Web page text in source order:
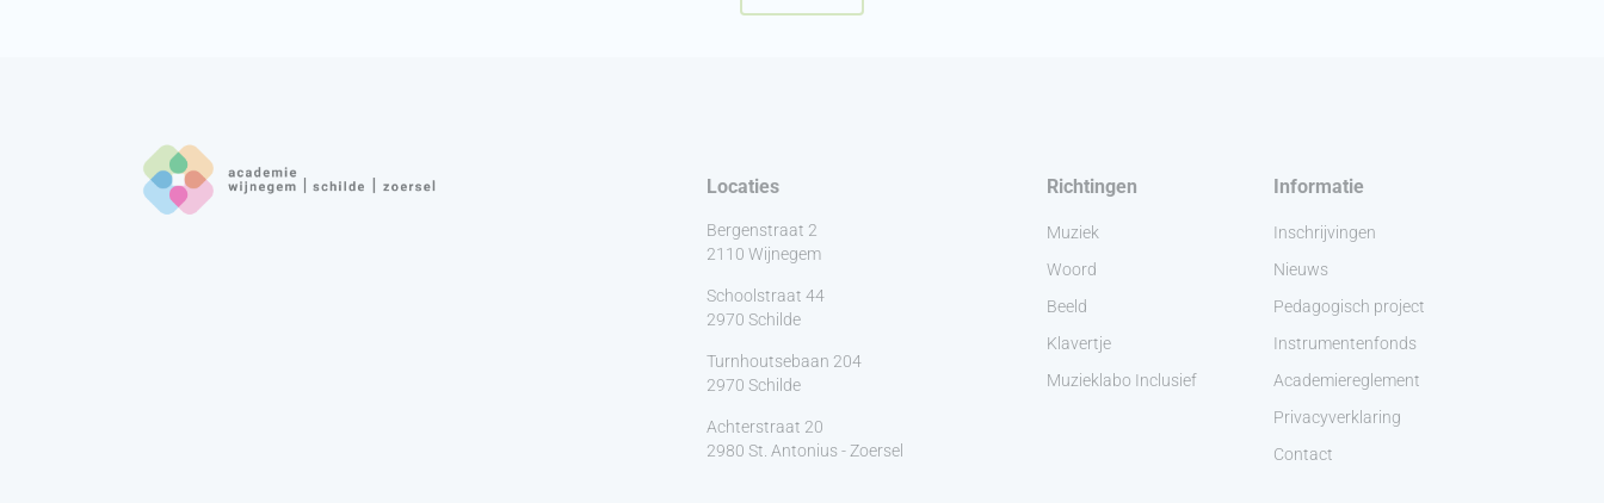
Locaties
Bergenstraat 2
2110 Wijnegem
Schoolstraat 44
2970 Schilde
Turnhoutsebaan 204
2970 Schilde
Achterstraat 20
2980 St. Antonius - Zoersel
Richtingen
Muziek
Woord
Beeld
Klavertje
Muzieklabo Inclusief
Informatie
Inschrijvingen
Nieuws
Pedagogisch project
Instrumentenfonds
Academiereglement
Privacyverklaring
Contact